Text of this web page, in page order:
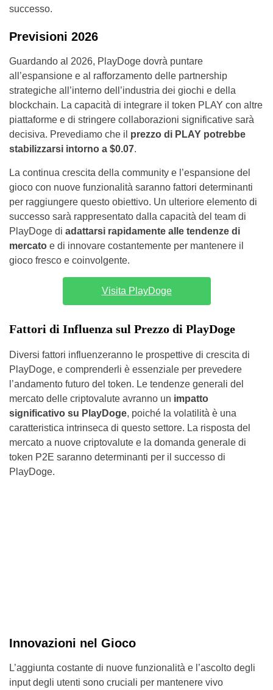
successo.
Previsioni 2026
Guardando al 2026, PlayDoge dovrà puntare
all’espansione e al rafforzamento delle partnership
strategiche all’interno dell’industria dei giochi e della
blockchain. La capacità di integrare il token PLAY con altre
piattaforme e di stringere collaborazioni significative sarà
decisiva. Prevediamo che il prezzo di PLAY potrebbe
stabilizzarsi intorno a $0.07.
La continua crescita della community e l’espansione del
gioco con nuove funzionalità saranno fattori determinanti
per raggiungere questo obiettivo. Un ulteriore elemento di
successo sarà rappresentato dalla capacità del team di
PlayDoge di adattarsi rapidamente alle tendenze di
mercato e di innovare costantemente per mantenere il
gioco fresco e coinvolgente.
Visita PlayDoge
Fattori di Influenza sul Prezzo di PlayDoge
Diversi fattori influenzeranno le prospettive di crescita di
PlayDoge, e comprenderli è essenziale per prevedere
l’andamento futuro del token. Le tendenze generali del
mercato delle criptovalute avranno un impatto
significativo su PlayDoge, poiché la volatilità è una
caratteristica intrinseca di questo settore. La risposta del
mercato a nuove criptovalute e la domanda generale di
token P2E saranno determinanti per il successo di
PlayDoge.
Innovazioni nel Gioco
L’aggiunta costante di nuove funzionalità e l’ascolto degli
input degli utenti sono cruciali per mantenere vivo